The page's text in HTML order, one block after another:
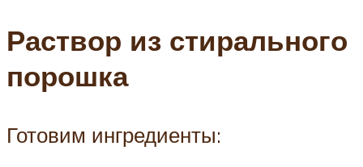
Раствор из стирального
порошка
Готовим ингредиенты: